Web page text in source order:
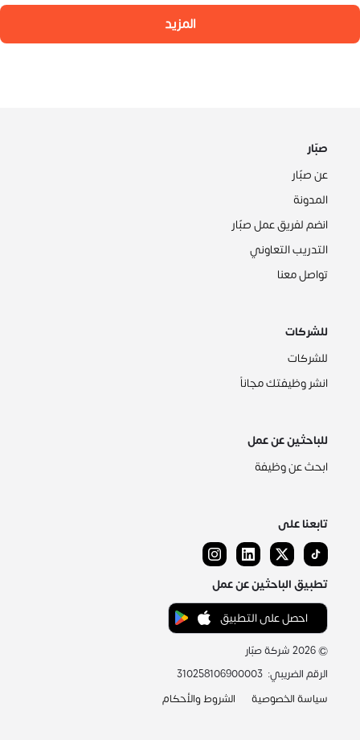
المزيد
صبّار
عن صبّار
المدونة
انضم لفريق عمل صبّار
التدريب التعاوني
تواصل معنا
للشركات
للشركات
انشر وظيفتك مجاناً
للباحثين عن عمل
ابحث عن وظيفة
تابعنا على
تطبيق الباحثين عن عمل
احصل على التطبيق
©
2026شركة صبّار
الرقم الضريبي:
310258106900003
سياسة الخصوصية
الشروط والأحكام